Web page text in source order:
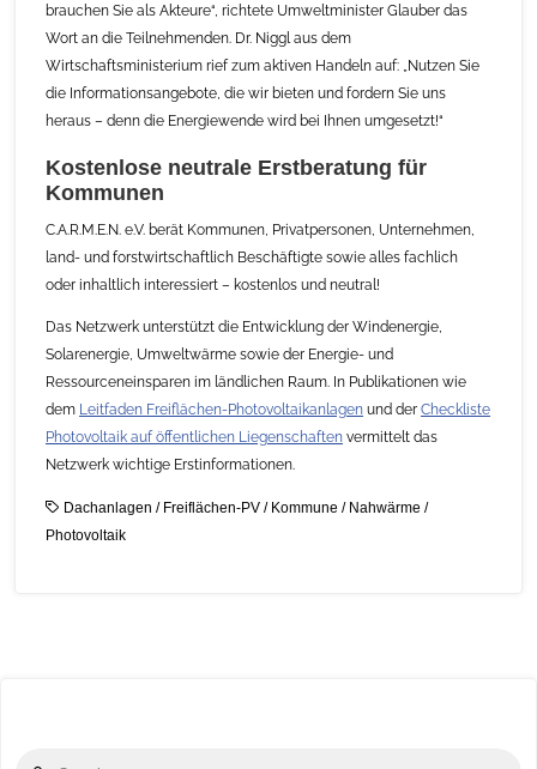
brauchen Sie als Akteure“, richtete Umweltminister Glauber das
Wort an die Teilnehmenden. Dr. Niggl aus dem
Wirtschaftsministerium rief zum aktiven Handeln auf: „Nutzen Sie
die Informationsangebote, die wir bieten und fordern Sie uns
heraus – denn die Energiewende wird bei Ihnen umgesetzt!“
Kostenlose neutrale Erstberatung für
Kommunen
C.A.R.M.E.N. e.V. berät Kommunen, Privatpersonen, Unternehmen,
land- und forstwirtschaftlich Beschäftigte sowie alles fachlich
oder inhaltlich interessiert – kostenlos und neutral!
Das Netzwerk unterstützt die Entwicklung der Windenergie,
Solarenergie, Umweltwärme sowie der Energie- und
Ressourceneinsparen im ländlichen Raum. In Publikationen wie
dem Leitfaden Freiflächen-Photovoltaikanlagen und derCheckliste
Photovoltaik auf öffentlichen Liegenschaften vermittelt das
Netzwerk wichtige Erstinformationen.
Dachanlagen / Freiflächen-PV/ Kommune / Nahwärme /
Photovoltaik